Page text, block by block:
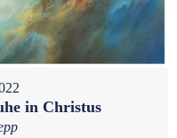
in Christus